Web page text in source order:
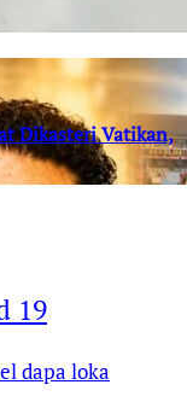
Dikasteri Vatikan,
19
dapa loka